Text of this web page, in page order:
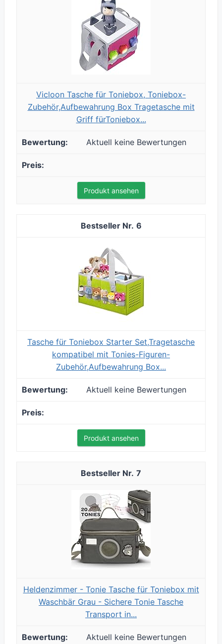
Vicloon Tasche für Toniebox, Toniebox-
Zubehör,Aufbewahrung Box Tragetasche mit
Griff fürToniebox...
Aktuell keine Bewertungen
Produkt ansehen
6
Tasche für Toniebox Starter Set,Tragetasche
kompatibel mit Tonies-Figuren-
Zubehör,Aufbewahrung Box...
Aktuell keine Bewertungen
Produkt ansehen
7
Heldenzimmer - Tonie Tasche für Toniebox mit
Waschbär Grau - Sichere Tonie Tasche
Transport in...
Aktuell keine Bewertungen